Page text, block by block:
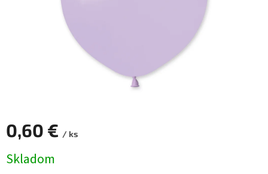
0,60 € / ks
cena:
Skladom